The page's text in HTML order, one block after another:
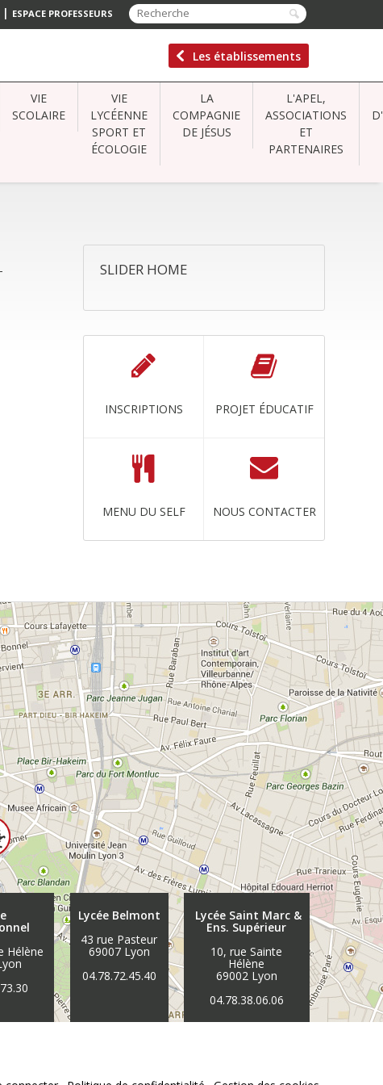
| ESPACE PROFESSEURS
Les établissements
VIE
SCOLAIRE
VIE
LYCÉENNE
SPORT ET
ÉCOLOGIE
LA
COMPAGNIE
DE JÉSUS
L'APEL,
ASSOCIATIONS
ET
PARTENAIRES
NAVIGATION
SLIDER HOME
INSCRIPTIONS PROJET ÉDUCATIF
MENU DU SELF NOUS CONTACTER
Hélène
Lycée Belmont
43 rue Pasteur
69007 Lyon
04.78.72.45.40
Lycée Saint Marc &
Ens. Supérieur
10, rue Sainte
Hélène
69002 Lyon
04.78.38.06.06